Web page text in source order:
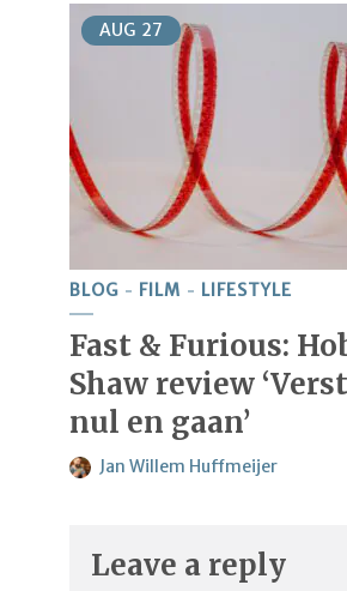
AUG 27
BLOG FILM LIFESTYLE
Fast & Furious:
Shaw review
nul en gaan’
Jan Willem Huffmeijer
Leave a reply